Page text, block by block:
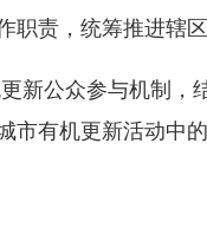
职责，统筹推进辖
公众参与机制，
市有机更新活动中